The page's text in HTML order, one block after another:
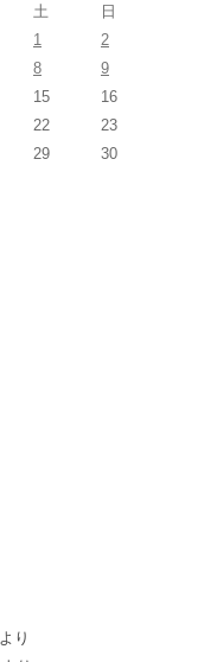
土
日
1
2
8
9
15
16
22
23
29
30
より